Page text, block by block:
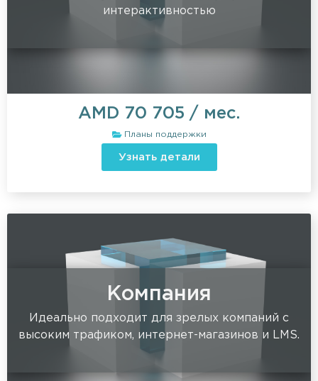
интерактивностью
Планы поддержки
AMD 70 705 / мес.
Узнать детали
Компания
Идеально подходит для зрелых компаний с
высоким трафиком, интернет-магазинов и LMS.